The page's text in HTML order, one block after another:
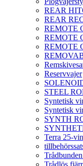
REAR
REAR
REMOTE
REMOTE
REMOTE
Reservvajer
STEEL
Syntetisk
Syntetisk
SYNTH
Terra 25-
Trådlös